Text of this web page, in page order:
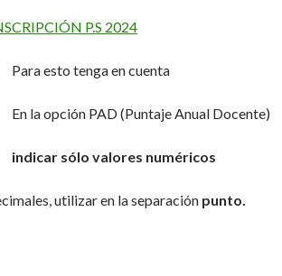
P.S 2024
Para esto tenga en cuenta
En la opción PAD (Puntaje Anual Docente)
indicar sólo valores numéricos
utilizar en la separación punto.